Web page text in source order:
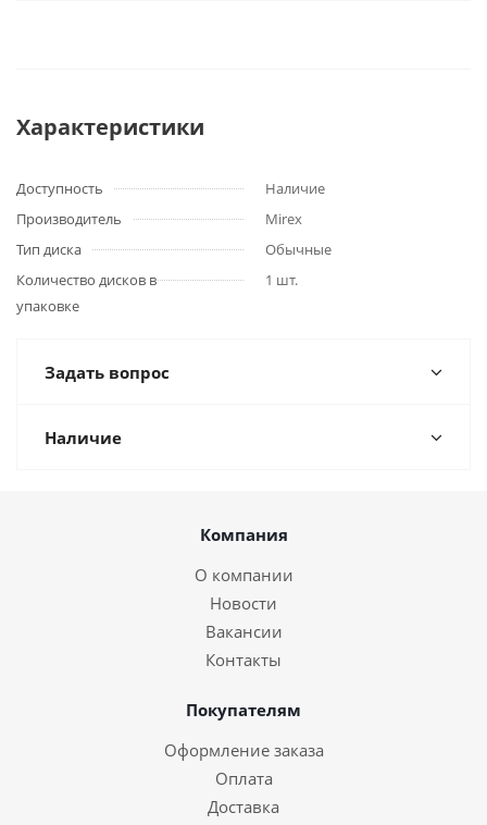
Характеристики
Доступность
Наличие
Производитель
Mirex
Тип диска
Обычные
Количество дисков в
упаковке
1 шт.
Задать вопрос
Наличие
Компания
О компании
Новости
Вакансии
Контакты
Покупателям
Оформление заказа
Оплата
Доставка